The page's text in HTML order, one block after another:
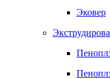
Эковер